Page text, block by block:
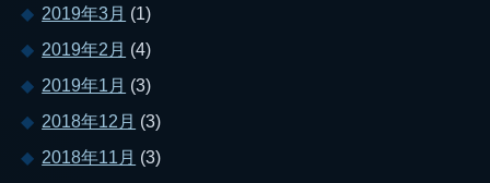
2019年3月 (1)
2019年2月 (4)
2019年1月 (3)
2018年12月 (3)
2018年11月 (3)